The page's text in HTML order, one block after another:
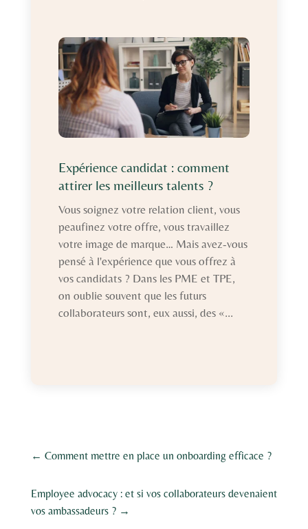
Expérience candidat : comment
attirer les meilleurs talents ?
Vous soignez votre relation client, vous
peaufinez votre offre, vous travaillez
votre image de marque… Mais avez-vous
pensé à l'expérience que vous offrez à
vos candidats ? Dans les PME et TPE,
on oublie souvent que les futurs
collaborateurs sont, eux aussi, des «...
← Comment mettre en place un onboarding efficace ?
Employee advocacy : et si vos collaborateurs devenaient
vos ambassadeurs ?→